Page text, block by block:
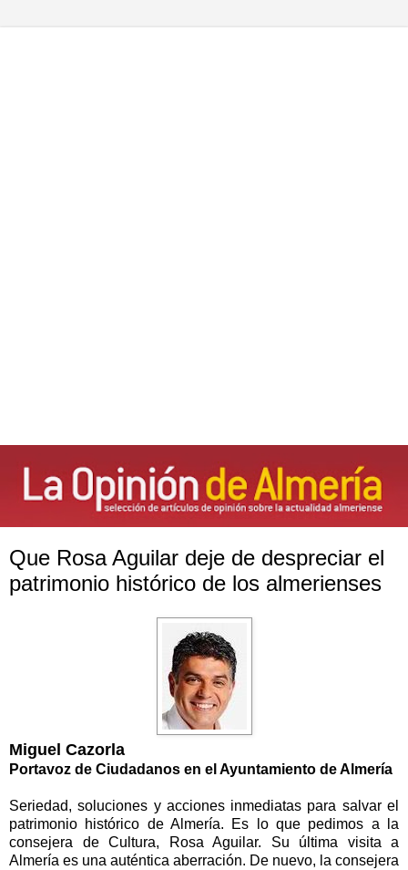
Que Rosa Aguilar deje de despreciar el
patrimonio histórico de los almerienses
Miguel Cazorla
Portavoz de Ciudadanos en el Ayuntamiento de Almería
Seriedad, soluciones y acciones inmediatas para salvar el
patrimonio histórico de Almería. Es lo que pedimos a la
consejera de Cultura, Rosa Aguilar. Su última visita a
Almería es una auténtica aberración. De nuevo, la consejera